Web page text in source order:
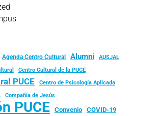
Agenda Centro Cultural Alumni
AUSJAL
Centro Cultural de la PUCE
PUCE Centro de Psicología Aplicada
Compañía de Jesús
PUCE Convenio
COVID-19